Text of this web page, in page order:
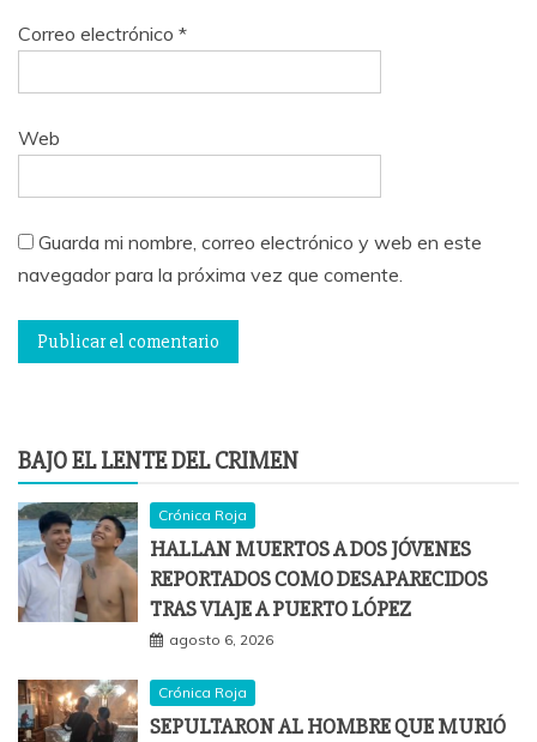
Correo electrónico *
Web
Guarda mi nombre, correo electrónico y web en este
navegador para la próxima vez que comente.
BAJO EL LENTE DEL CRIMEN
Crónica Roja
HALLAN MUERTOS A DOS JÓVENES
REPORTADOS COMO DESAPARECIDOS
TRAS VIAJE A PUERTO LÓPEZ
agosto 6, 2026
Crónica Roja
SEPULTARON AL HOMBRE QUE MURIÓ